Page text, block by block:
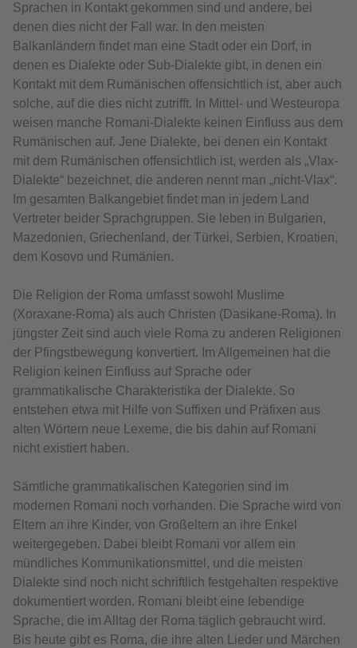
Sprachen in Kontakt gekommen sind und andere, bei
denen dies nicht der Fall war. In den meisten
Balkanländern findet man eine Stadt oder ein Dorf, in
denen es Dialekte oder Sub-Dialekte gibt, in denen ein
Kontakt mit dem Rumänischen offensichtlich ist, aber auch
solche, auf die dies nicht zutrifft. In Mittel- und Westeuropa
weisen manche Romani-Dialekte keinen Einfluss aus dem
Rumänischen auf. Jene Dialekte, bei denen ein Kontakt
mit dem Rumänischen offensichtlich ist, werden als „Vlax-
Dialekte“ bezeichnet, die anderen nennt man „nicht-Vlax“.
Im gesamten Balkangebiet findet man in jedem Land
Vertreter beider Sprachgruppen. Sie leben in Bulgarien,
Mazedonien, Griechenland, der Türkei, Serbien, Kroatien,
dem Kosovo und Rumänien.
Die Religion der Roma umfasst sowohl Muslime
(Xoraxane-Roma) als auch Christen (Dasikane-Roma). In
jüngster Zeit sind auch viele Roma zu anderen Religionen
der Pfingstbewegung konvertiert. Im Allgemeinen hat die
Religion keinen Einfluss auf Sprache oder
grammatikalische Charakteristika der Dialekte. So
entstehen etwa mit Hilfe von Suffixen und Präfixen aus
alten Wörtern neue Lexeme, die bis dahin auf Romani
nicht existiert haben.
Sämtliche grammatikalischen Kategorien sind im
modernen Romani noch vorhanden. Die Sprache wird von
Eltern an ihre Kinder, von Großeltern an ihre Enkel
weitergegeben. Dabei bleibt Romani vor allem ein
mündliches Kommunikationsmittel, und die meisten
Dialekte sind noch nicht schriftlich festgehalten respektive
dokumentiert worden. Romani bleibt eine lebendige
Sprache, die im Alltag der Roma täglich gebraucht wird.
Bis heute gibt es Roma, die ihre alten Lieder und Märchen